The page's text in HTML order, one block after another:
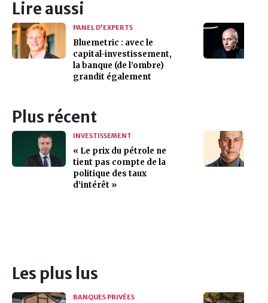
Lire aussi
PANEL D'EXPERTS
Bluemetric : avec le
capital-investissement,
la banque (de l’ombre)
grandit également
Plus récent
INVESTISSEMENT
« Le prix du pétrole ne
tient pas compte de la
politique des taux
d’intérêt »
Les plus lus
BANQUES PRIVÉES